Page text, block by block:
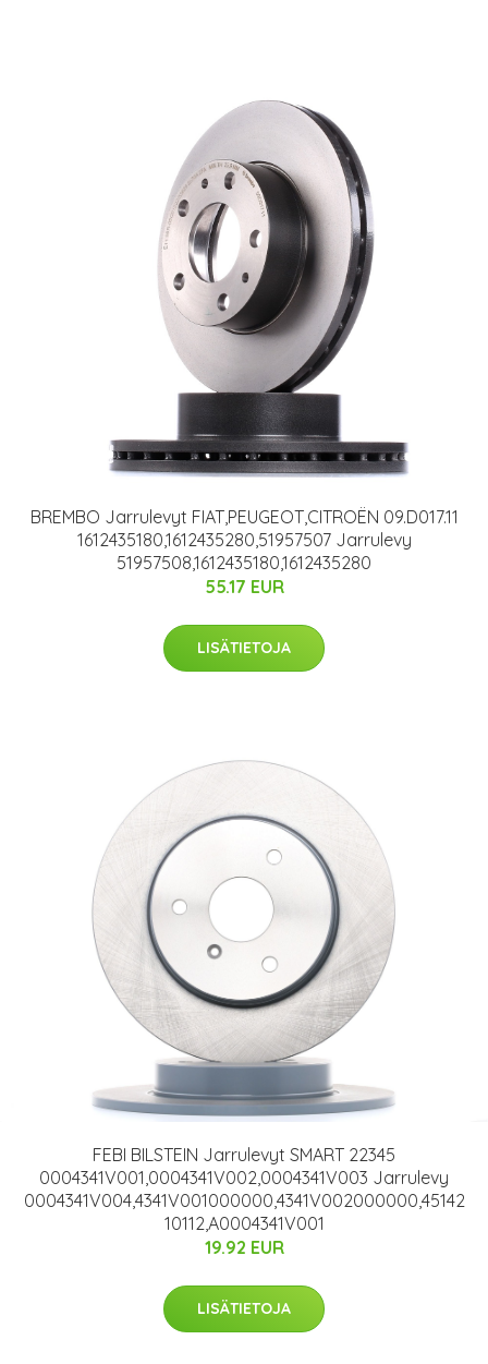
BREMBO Jarrulevyt FIAT,PEUGEOT,CITROËN 09.D017.11
1612435180,1612435280,51957507 Jarrulevy
51957508,1612435180,1612435280
55.17 EUR
LISÄTIETOJA
FEBI BILSTEIN Jarrulevyt SMART 22345
0004341V001,0004341V002,0004341V003 Jarrulevy
0004341V004,4341V001000000,4341V002000000,45142
10112,A0004341V001
19.92 EUR
LISÄTIETOJA